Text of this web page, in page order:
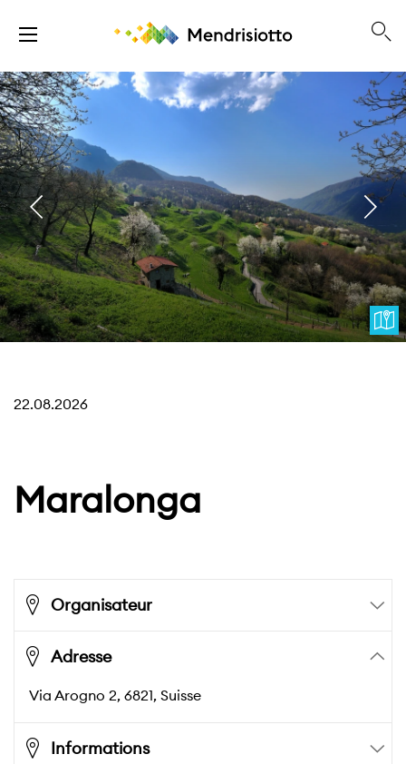
22.08.2026
Maralonga
Organisateur
Adresse
Via Arogno 2, 6821, Suisse
Informations